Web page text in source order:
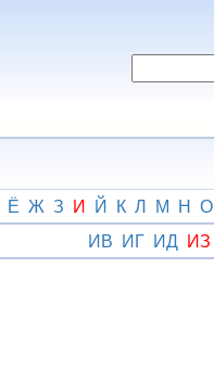
Ё Ж З И Й К Л М Н О
ИВ ИГ ИД ИЗ